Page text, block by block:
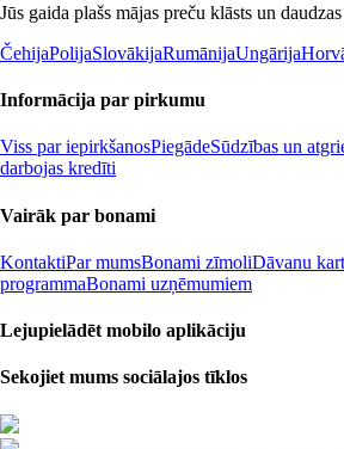
Jūs gaida plašs mājas preču klāsts un
ČehijaPolijaSlovākijaRumānijaUngārija
Informācija par pirkumu
Viss par iepirkšanosPiegādeSūdzības un
darbojas kredīti
Vairāk par bonami
KontaktiPar mumsBonami zīmoliDāvanu
programmaBonami uzņēmumiem
Lejupielādēt mobilo aplikāciju
Sekojiet mums sociālajos tīklos